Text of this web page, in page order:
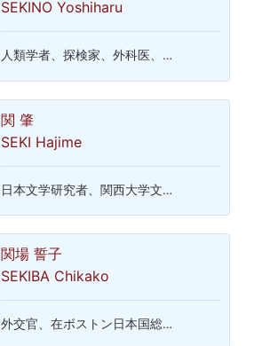
SEKINO Yoshiharu
人類学者、探検家、外科医、…
関 肇
SEKI Hajime
日本文学研究者、関西大学文…
関場 誓子
SEKIBA Chikako
外交官、在ボストン日本国総…